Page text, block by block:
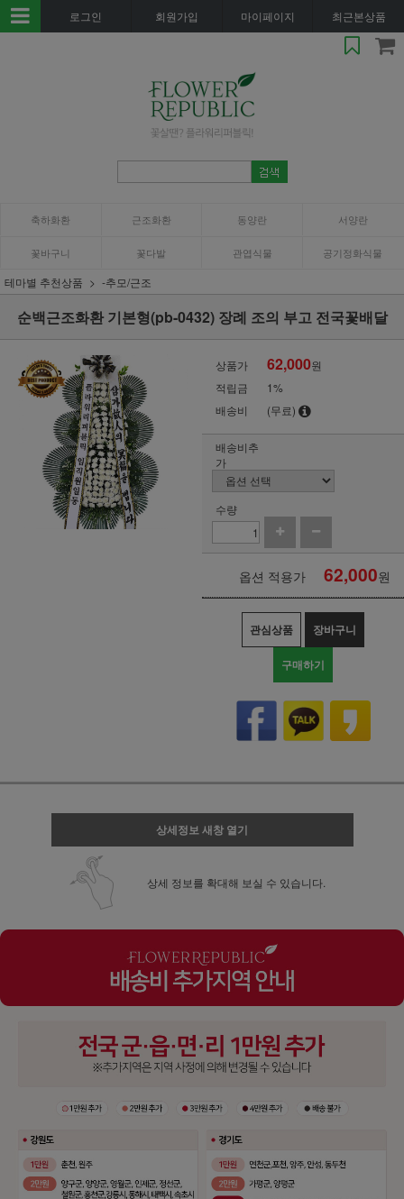
로그인 회원가입 마이페이지 최근본상품
축하화환 근조화환 동양란 서양란
꽃바구니 꽃다발 관엽식물 공기정화식물
테마별 추천상품 -추모/근조
순백근조화환 기본형(pb-0432) 장례 조의 부고 전국꽃배달
상품가 62,000원
적립금
1%
배송비
(무료)
배송비추
가
수량
옵션 적용가 62,000원
관심상품 장바구니
구매하기
상세정보 새창 열기
상세 정보를 확대해 보실 수 있습니다.